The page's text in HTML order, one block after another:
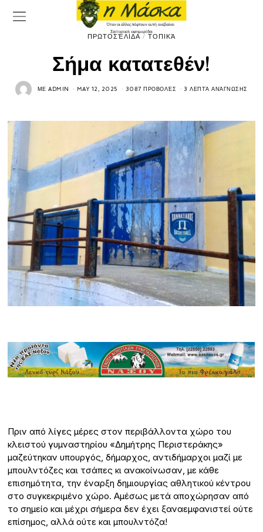
ΠΡΩΤΟΣΈΛΙΔΑ / ΤΟΠΙΚΆ
Σήμα κατατεθέν!
ΜΕADMIN MAY 12, 2025 3087 ΠΡΟΒΟΛΈΣ 3 ΛΕΠΤΆ ΑΝΆΓΝΩΣΗΣ
Πριν από λίγες μέρες στον περιβάλλοντα χώρο του
κλειστού γυμναστηρίου «Δημήτρης Περιστεράκης»
μαζεύτηκαν υπουργός, δήμαρχος, αντιδήμαρχοι μαζί με
μπουλντόζες και τσάπες κι ανακοίνωσαν, με κάθε
επισημότητα, την έναρξη δημιουργίας αθλητικού κέντρου
στο συγκεκριμένο χώρο. Αμέσως μετά αποχώρησαν από
το σημείο και μέχρι σήμερα δεν έχει ξαναεμφανιστεί ούτε
επίσημος, αλλά ούτε και μπουλντόζα!